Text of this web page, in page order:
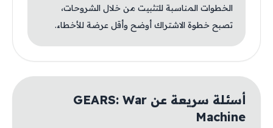
الخطوات المناسبة للتثبيت من خلال الشروحات،
تصبح خطوة الاشتراك أوضح وأقل عرضة للأخطاء.
أسئلة سريعة عن GEARS: War
Machine